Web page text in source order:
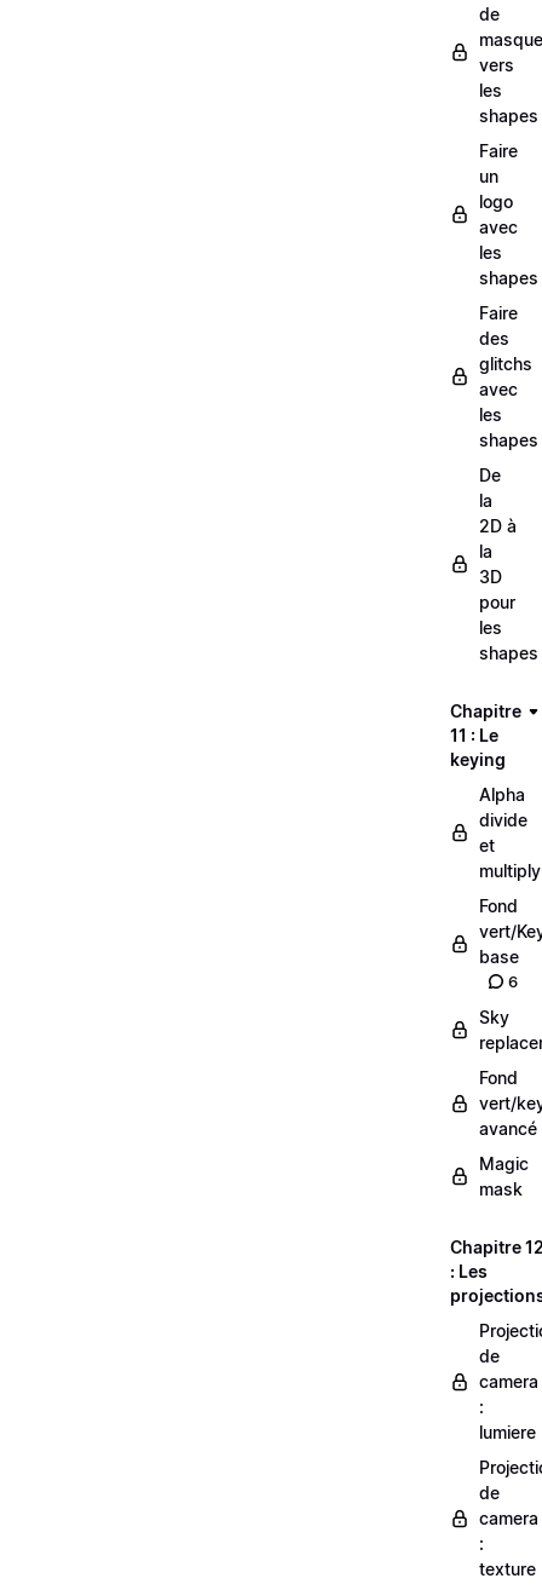
de
vers
les
shapes
Faire
un
logo
avec
les
shapes
Faire
des
glitchs
avec
les
shapes
De
la
2D à
la
3D
pour
les
shapes
Chapitre
11 : Le
keying
Alpha
divide
et
multiply
Fond
vert/
base
6
Sky
Fond
vert/
avancé
Magic
mask
Chapitre
: Les
de
camera
:
lumiere
de
camera
:
texture